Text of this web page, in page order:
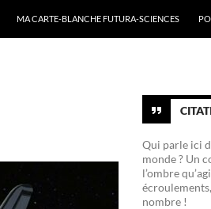
MA CARTE-BLANCHE FUTURA-SCIENCES
Qui parle ici
monde ? Un
l’ombre
nombre !